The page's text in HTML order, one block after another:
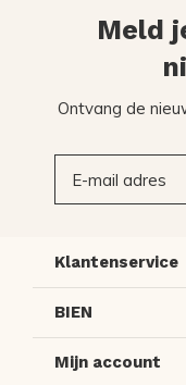
Meld
Ontvang de
Klantenservice
BIEN
Mijn account